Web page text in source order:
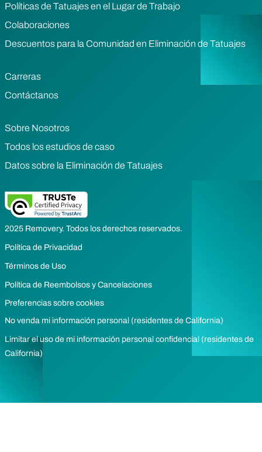
Políticas de Tatuajes en el Lugar de Trabajo
Colaboraciones
Descuentos para la Comunidad en Eliminación de Tatuajes
Carreras
Contáctanos
Sobre Nosotros
Todos los estudios de caso
Datos sobre la Eliminación de Tatuajes
2025 Removery. Todos los derechos reservados.
Política de Privacidad
Términos de Uso
Política de Reembolsos y Cancelaciones
Preferencias sobre cookies
No venda mi información personal (residentes de California)
Limitar el uso de mi información personal confidencial (residentes de
California)